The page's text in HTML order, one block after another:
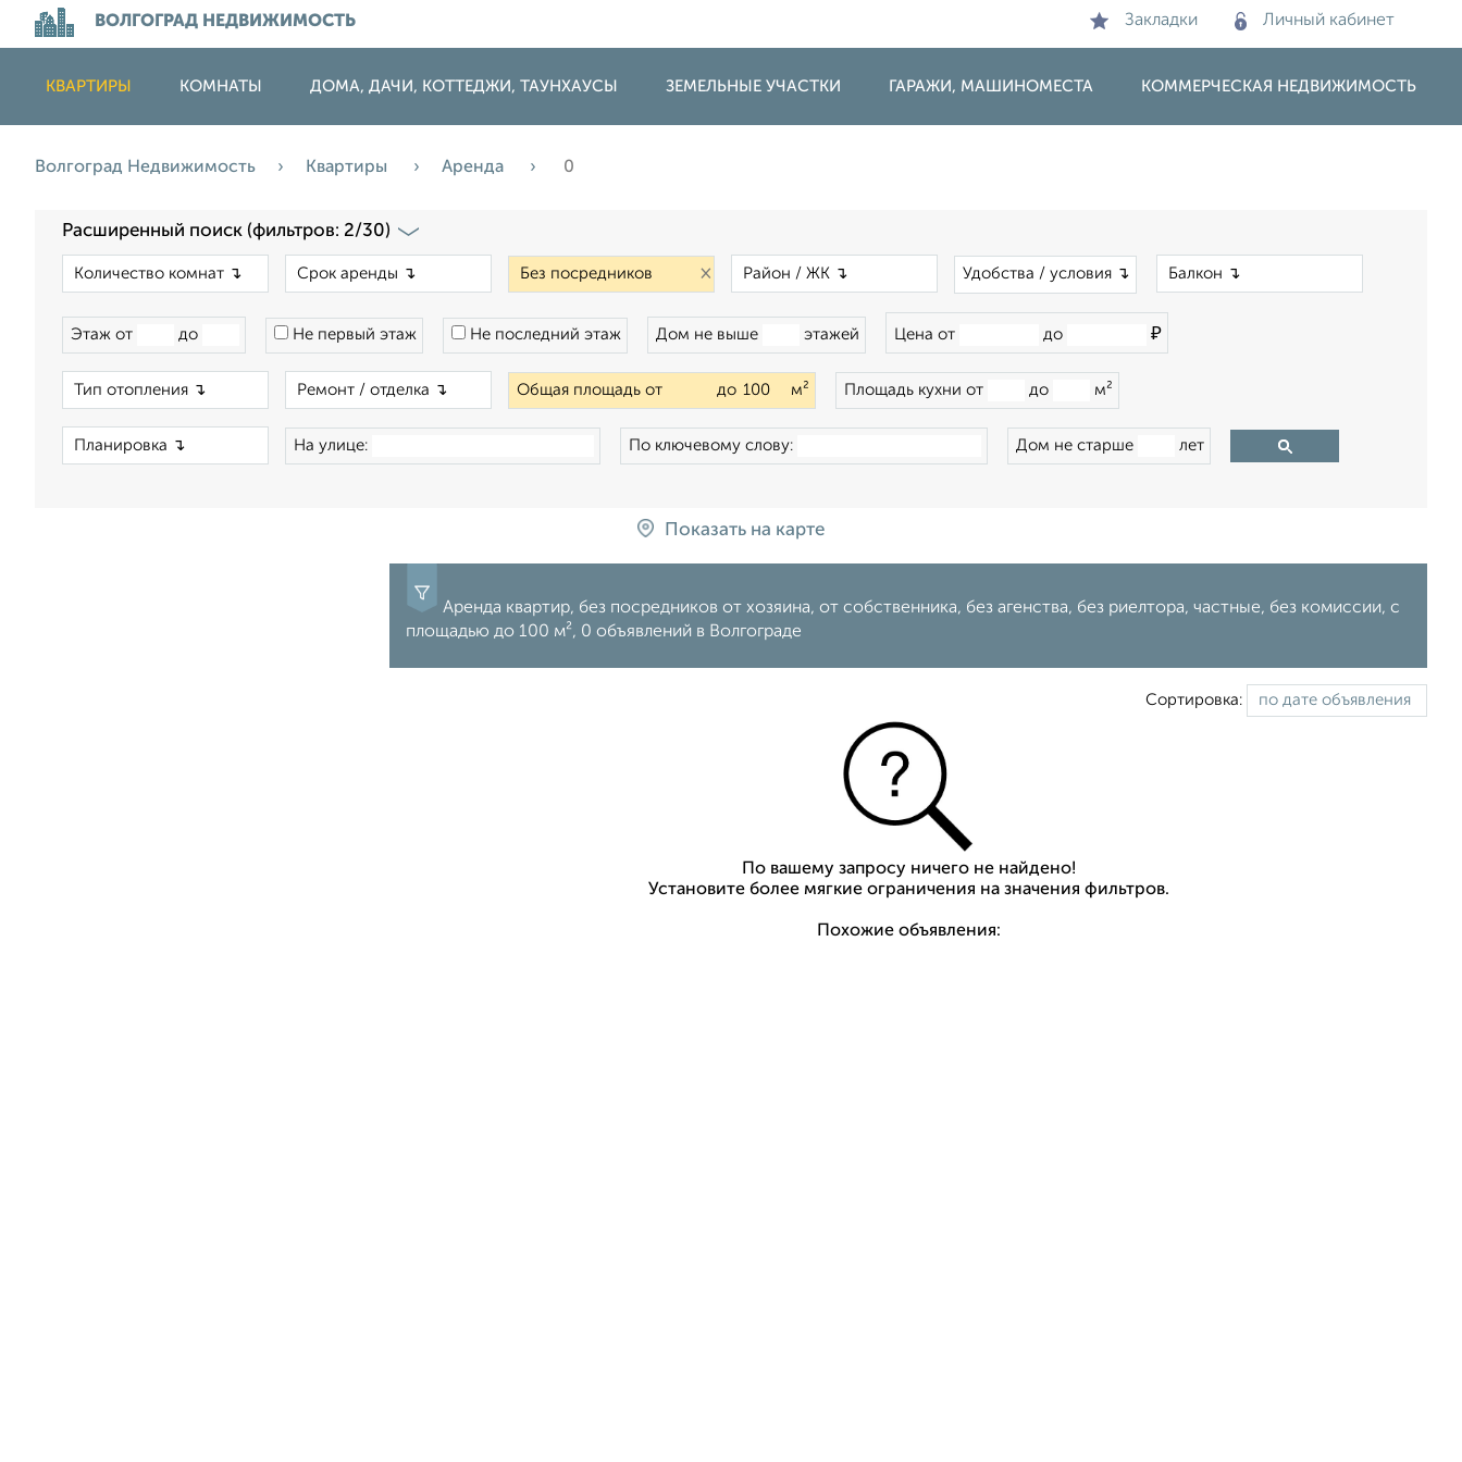
ВОЛГОГРАД НЕДВИЖИМОСТЬ Закладки Личный кабинет
КВАРТИРЫ КОМНАТЫ ДОМА, ДАЧИ, КОТТЕДЖИ, ТАУНХАУСЫ ЗЕМЕЛЬНЫЕ УЧАСТКИ ГАРАЖИ, МАШИНОМЕСТА КОММЕРЧЕСКАЯ НЕДВИЖИМОСТЬ
Волгоград Недвижимость Квартиры Аренда 0
Расширенный поиск (фильтров: 2/30)
× Удобства / условия ↴
Этаж от до Не первый этаж Не последний этаж Дом не выше этажей Цена от до ₽
Общая площадь от до м² Площадь кухни от до м²
На улице: По ключевому слову: Дом не старше лет
Показать на карте
Аренда квартир, без посредников от хозяина, от собственника, без агенства, без риелтора, частные, без комиссии, c
площадью до 100 м², 0 объявлений в Волгограде
Сортировка:
По вашему запросу ничего не найдено!
Установите более мягкие ограничения на значения фильтров.
Похожие объявления: